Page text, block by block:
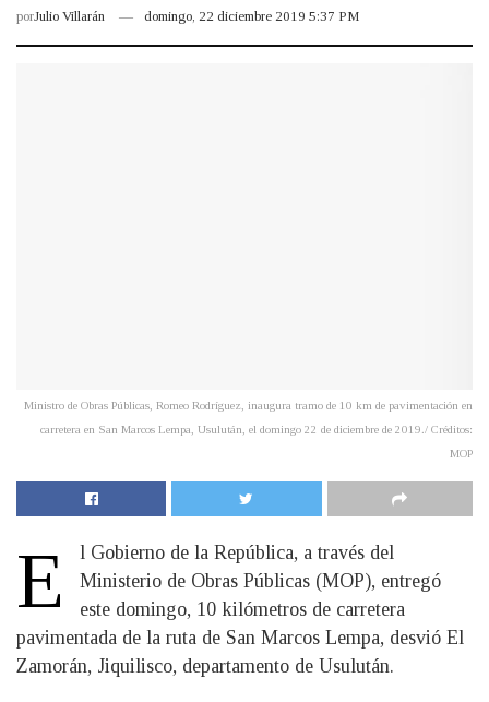
porJulio Villarán domingo, 22 diciembre 2019 5:37 PM
Ministro de Obras Públicas, Romeo Rodríguez, inaugura tramo de 10 km de pavimentación en
carretera en San Marcos Lempa, Usulután, el domingo 22 de diciembre de 2019./ Créditos:
MOP
E
l Gobierno de la República, a través del
Ministerio de Obras Públicas (MOP), entregó
este domingo, 10 kilómetros de carretera
pavimentada de la ruta de San Marcos Lempa, desvió El
Zamorán, Jiquilisco, departamento de Usulután.